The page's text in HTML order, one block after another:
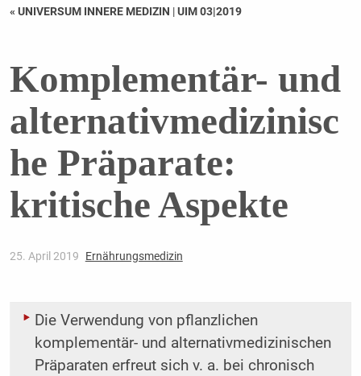
« UNIVERSUM INNERE MEDIZIN |UIM 03|2019
Komplementär- und
alternativmedizinisc
he Präparate:
kritische Aspekte
25. April 2019 Ernährungsmedizin
Die Verwendung von pflanzlichen
komplementär- und alternativmedizinischen
Präparaten erfreut sich v. a. bei chronisch